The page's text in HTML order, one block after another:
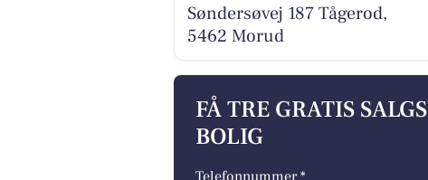
Søndersøvej 187 Tågerod,
5462 Morud
FÅ TRE GRATIS
BOLIG